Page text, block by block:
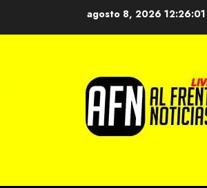
agosto 8, 2026 12:26:01